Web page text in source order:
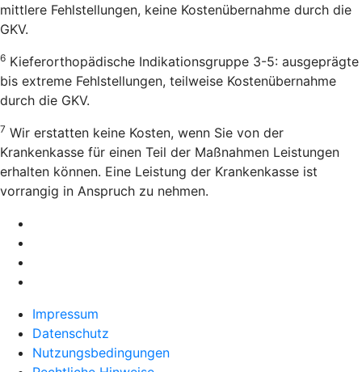
mittlere Fehlstellungen, keine Kostenübernahme durch die
GKV.
6 Kieferorthopädische Indikationsgruppe 3-5: ausgeprägte
bis extreme Fehlstellungen, teilweise Kostenübernahme
durch die GKV.
7 Wir erstatten keine Kosten, wenn Sie von der
Krankenkasse für einen Teil der Maßnahmen Leistungen
erhalten können. Eine Leistung der Krankenkasse ist
vorrangig in Anspruch zu nehmen.
Impressum
Datenschutz
Nutzungsbedingungen